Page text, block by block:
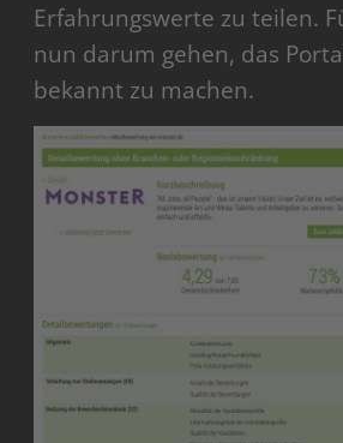
Erfahrungswerte zu teilen.
nun darum gehen, das
bekannt zu machen.